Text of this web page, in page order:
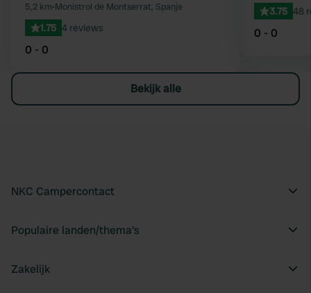
5,2 km•Monistrol de Montserrat, Spanje
1.75 4 reviews
0 - 0
3.75 48
0 - 0
Bekijk alle
NKC Campercontact
Populaire landen/thema's
Zakelijk